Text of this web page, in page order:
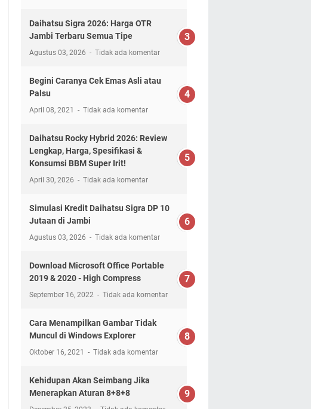
Daihatsu Sigra 2026: Harga OTR
Jambi Terbaru Semua Tipe
Agustus 03, 2026 Tidak ada komentar
Begini Caranya Cek Emas Asli atau
Palsu
April 08, 2021 Tidak ada komentar
Daihatsu Rocky Hybrid 2026: Review
Lengkap, Harga, Spesifikasi &
Konsumsi BBM Super Irit!
April 30, 2026 Tidak ada komentar
Simulasi Kredit Daihatsu Sigra DP 10
Jutaan di Jambi
Agustus 03, 2026 Tidak ada komentar
Download Microsoft Office Portable
2019 & 2020 - High Compress
September 16, 2022 Tidak ada komentar
Cara Menampilkan Gambar Tidak
Muncul di Windows Explorer
Oktober 16, 2021 Tidak ada komentar
Kehidupan Akan Seimbang Jika
Menerapkan Aturan 8+8+8